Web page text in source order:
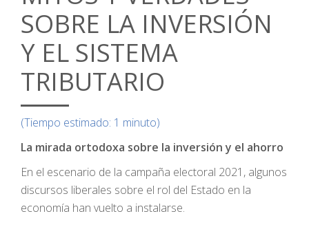
SOBRE LA INVERSIÓN
Y EL SISTEMA
TRIBUTARIO
(Tiempo estimado: 1 minuto)
La mirada ortodoxa sobre la inversión y el ahorro
En el escenario de la campaña electoral 2021, algunos
discursos liberales sobre el rol del Estado en la
economía han vuelto a instalarse.